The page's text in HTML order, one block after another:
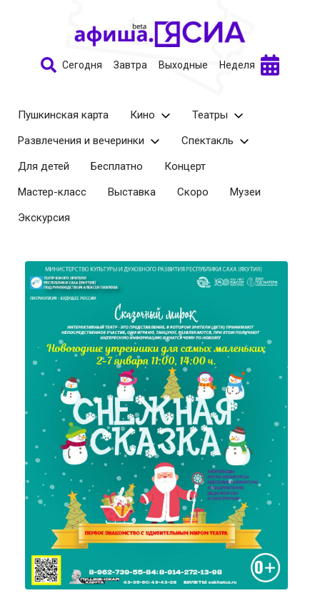
Сегодня Завтра Выходные Неделя
Пушкинская карта Кино
Театры
Развлечения и вечеринки
Спектакль
Для детей
Бесплатно
Концерт
Мастер-класс
Выставка Скоро
Музеи
Экскурсия